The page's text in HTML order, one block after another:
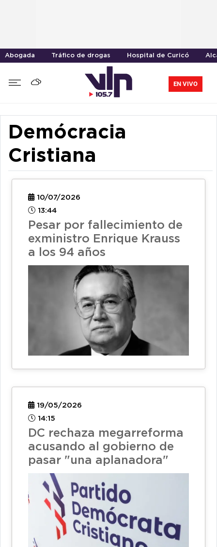
Abogada Tráfico de drogas Hospital de Curicó
EN VIVO
Demócracia
Cristiana
10/07/2026
13:44
Pesar por fallecimiento de
exministro Enrique Krauss
a los 94 años
19/05/2026
14:15
DC rechaza megarreforma
acusando al gobierno de
pasar "una aplanadora"